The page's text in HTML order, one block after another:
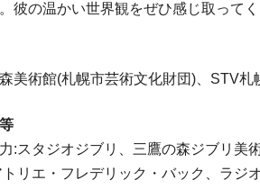
彼の温かい世界観をぜひ感じ取ってく
美術館(札幌市芸術文化財団)、STV
:スタジオジブリ、三鷹の森ジブリ美
リエ・フレデリック・バック、ラジ